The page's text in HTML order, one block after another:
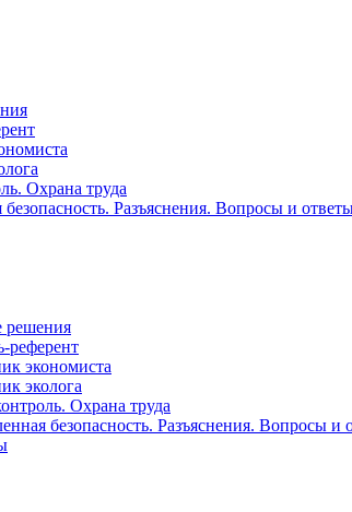
Охрана труда
Разъяснения. Вопросы и
решения
референт
экономиста
эколога
Охрана труда
безопасность. Разъяснения. Вопросы и